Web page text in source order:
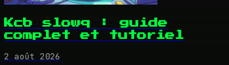
Kcb slowq : guide
complet et tutoriel
2 août 2026